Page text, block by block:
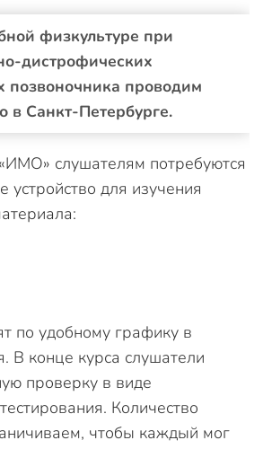
физкультуре при
дистрофических
позвоночника проводим
в Санкт-Петербурге.
слушателям потребуются
устройство для изучения
по удобному графику в
В конце курса слушатели
проверку в виде
Количество
чтобы каждый мог